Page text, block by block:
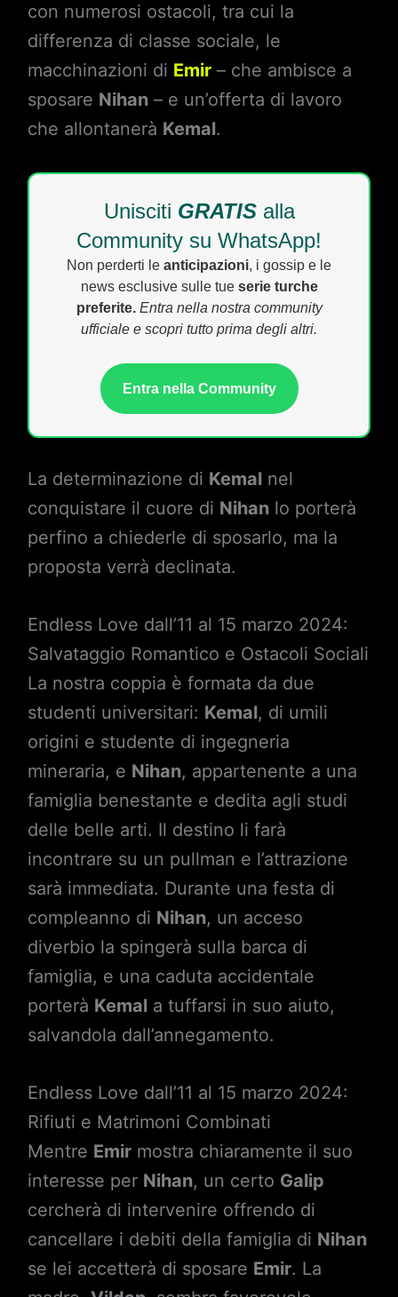
con numerosi ostacoli, tra cui la
differenza di classe sociale, le
macchinazioni di Emir– che ambisce a
sposare Nihan– e un’offerta di lavoro
che allontanerà Kemal.
Unisciti GRATISalla
Community su WhatsApp!
Non perderti le anticipazioni, i gossip e le
news esclusive sulle tue serie turche
preferite. Entra nella nostra community
ufficiale e scopri tutto prima degli altri.
Entra nella Community
La determinazione di Kemalnel
conquistare il cuore di Nihanlo porterà
perfino a chiederle di sposarlo, ma la
proposta verrà declinata.
Endless Love dall’11 al 15 marzo 2024:
Salvataggio Romantico e Ostacoli Sociali
La nostra coppia è formata da due
studenti universitari: Kemal, di umili
origini e studente di ingegneria
mineraria, e Nihan, appartenente a una
famiglia benestante e dedita agli studi
delle belle arti. Il destino li farà
incontrare su un pullman e l’attrazione
sarà immediata. Durante una festa di
compleanno di Nihan, un acceso
diverbio la spingerà sulla barca di
famiglia, e una caduta accidentale
porterà Kemala tuffarsi in suo aiuto,
salvandola dall’annegamento.
Endless Love dall’11 al 15 marzo 2024:
Rifiuti e Matrimoni Combinati
Mentre Emirmostra chiaramente il suo
interesse per Nihan, un certo Galip
cercherà di intervenire offrendo di
cancellare i debiti della famiglia di Nihan
se lei accetterà di sposare Emir. La